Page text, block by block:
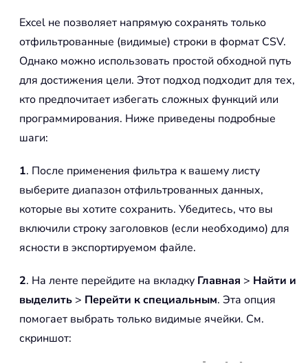
Excel не позволяет напрямую сохранять только
отфильтрованные (видимые) строки в формат CSV.
Однако можно использовать простой обходной путь
для достижения цели. Этот подход подходит для тех,
кто предпочитает избегать сложных функций или
программирования. Ниже приведены подробные
шаги:
1. После применения фильтра к вашему листу
выберите диапазон отфильтрованных данных,
которые вы хотите сохранить. Убедитесь, что вы
включили строку заголовков (если необходимо) для
ясности в экспортируемом файле.
2. На ленте перейдите на вкладку Главная > Найти и
выделить > Перейти к специальным. Эта опция
помогает выбрать только видимые ячейки. См.
скриншот: